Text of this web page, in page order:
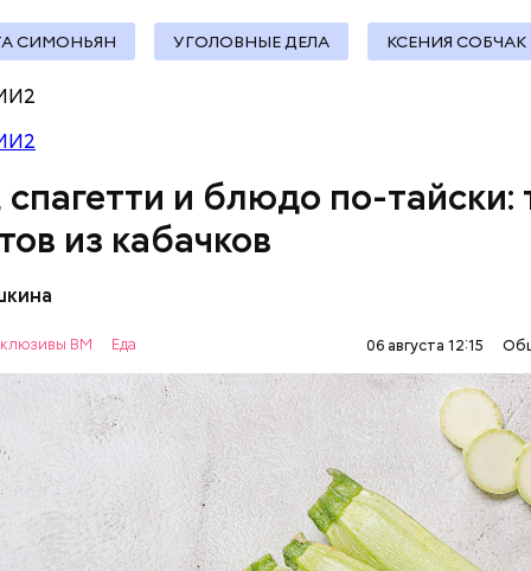
СИМОНЬЯН УГОЛОВНЫЕ ДЕЛА КСЕНИЯ СОБЧАК
спагетти и блюдо по-тайски:
из кабачков
ВМ Еда 06 августа 12:15
ОВОЩИ РЕЦЕПТЫ
претендовать
документы